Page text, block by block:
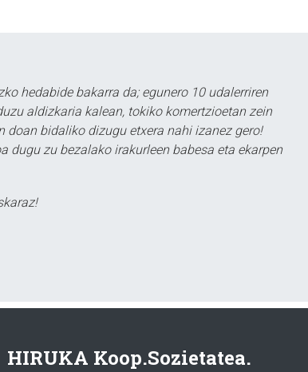
hedabide bakarra da; egunero 10 udalerriren
aldizkaria kalean, tokiko komertzioetan zein
doan bidaliko dizugu etxera nahi izanez gero!
dugu zu bezalako irakurleen babesa eta ekarpen
HIRUKA Koop.Sozietatea.